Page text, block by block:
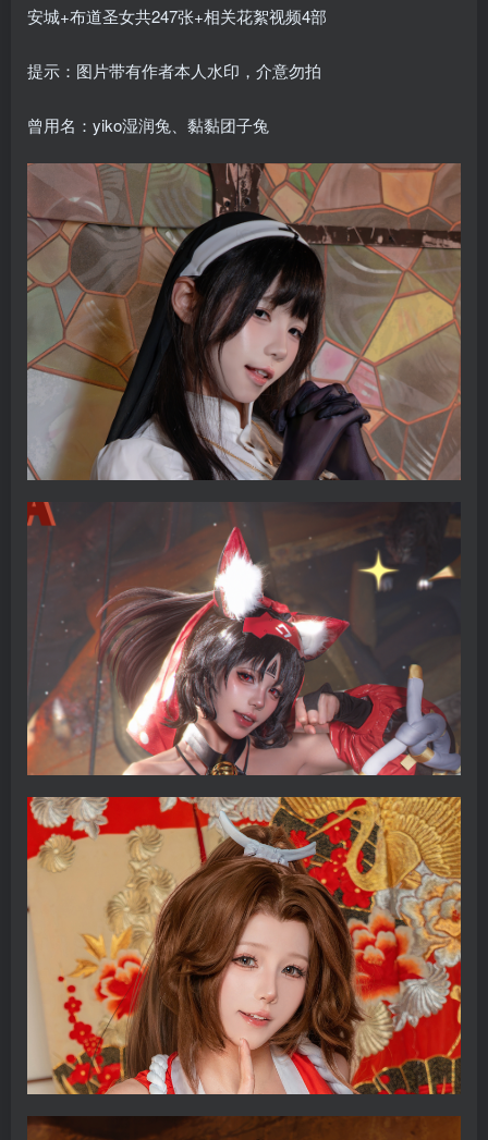
安城+布道圣女共247张+相关花絮视频4部
提示：图片带有作者本人水印，介意勿拍
曾用名：yiko湿润兔、黏黏团子兔